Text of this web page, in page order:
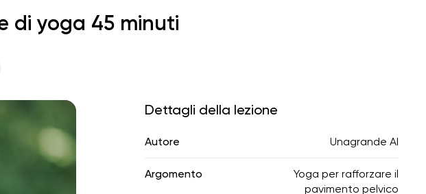
di yoga 45 minuti
Dettagli della lezione
Autore Unagrande AI
Argomento
Yoga per rafforzare il
pavimento pelvico